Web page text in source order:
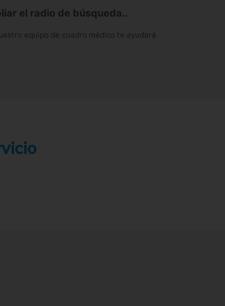
el radio de búsqueda..
equipo de cuadro médico te ayudará